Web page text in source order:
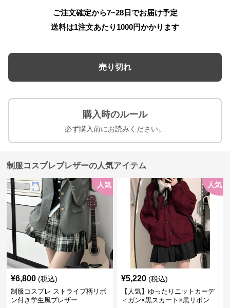
ご注文確定から7~28日でお届け予定
送料は1注文あたり 1000円かかります
売り切れ
購入時のルール
必ず購入前にお読みください。
制服コスプレブレザーの人気アイテム
人気
¥6,800 (税込)
制服コスプレ ストライプ柄リボ
ン付き学生風ブレザー
人気
¥5,220 (税込)
【人気】ゆったりニットカーデ
ィガン×黒スカート×黒リボン